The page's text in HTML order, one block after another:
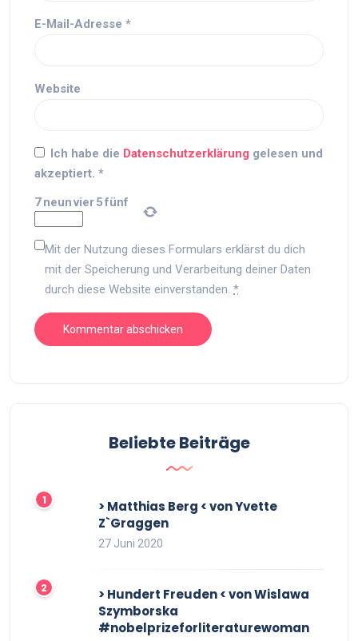
E-Mail-Adresse *
Website
Ich habe die Datenschutzerklärung gelesen und
akzeptiert. *
7neunvier5fünf
Mit der Nutzung dieses Formulars erklärst du dich
mit der Speicherung und Verarbeitung deiner Daten
durch diese Website einverstanden. *
Beliebte Beiträge
> Matthias Berg < von Yvette
Z`Graggen
27 Juni 2020
> Hundert Freuden < von Wislawa
Szymborska
#nobelprizeforliteraturewoman